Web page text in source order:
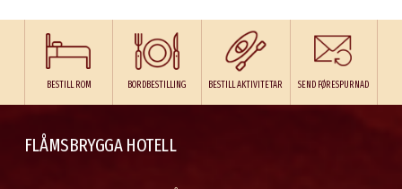
BESTILL ROM BORDBESTILLING BESTILL AKTIVITETAR SEND FØRESPURNAD
FLÅMSBRYGGA HOTELL